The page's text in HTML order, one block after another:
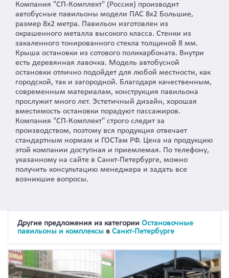
Компания "СП-Комплект" (Россия) производит
автобусные павильоны модели ПАС 8х2 Большие,
размер 8х2 метра. Павильон изготовлен из
окрашенного металла высокого класса. Стенки из
закаленного тонированного стекла толщиной 8 мм.
Крыша остановки из сотового поликарбоната. Внутри
есть деревянная лавочка. Модель автобусной
остановки отлично подойдет для любой местности, как
городской, так и загородной. Благодаря качественным,
современным материалам, конструкция павильона
прослужит много лет. Эстетичный дизайн, хорошая
вместимость остановки порадуют пассажиров.
Компания "СП-Комплект" строго следит за
производством, поэтому вся продукция отвечает
стандартным нормам и ГОСТам РФ. Цена на продукцию
этой компании доступная и приемлемая. По телефону,
указанному на сайте в Санкт-Петербурге, можно
получить консультацию менеджера и задать все
возникшие вопросы.
Другие предложения из категории Остановочные
павильоны и комплексы в Санкт-Петербурге